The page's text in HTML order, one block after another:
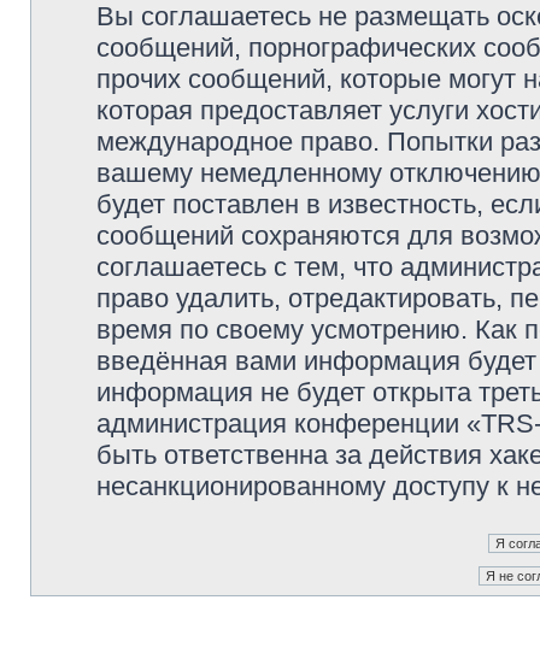
Вы соглашаетесь не размещать
сообщений, порнографических
прочих сообщений, которые могут
которая предоставляет услуги
международное право. Попытки
вашему немедленному
будет поставлен в известность,
сообщений сохраняются для
соглашаетесь с тем, что
право удалить, отредактировать,
время по своему усмотрению. Как
введённая вами информация
информация не будет открыта
администрация конференции
быть ответственна за действия
несанкционированному доступу к